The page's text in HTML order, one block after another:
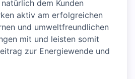
dem Kunden
aktiv am erfolgreichen
und umweltfreundlichen
mit und leisten somit
zur Energiewende und